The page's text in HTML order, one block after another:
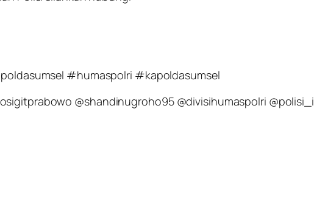
#humaspolri #kapoldasumsel
@shandinugroho95 @divisihumaspolri